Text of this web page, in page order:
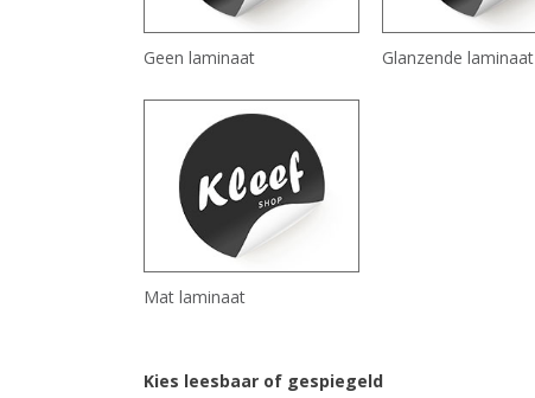
Geen laminaat Glanzende laminaat
Mat laminaat
Kies leesbaar of gespiegeld